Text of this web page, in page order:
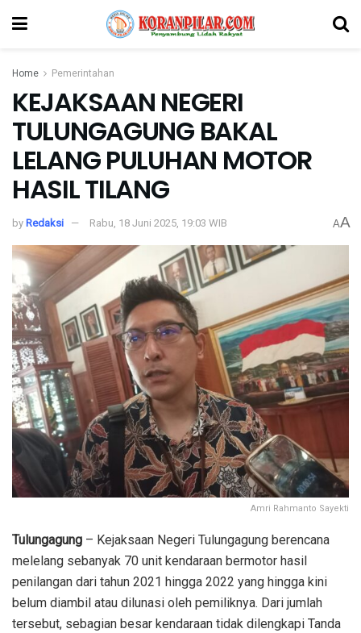
Home Pemerintahan
KEJAKSAAN NEGERI
TULUNGAGUNG BAKAL
LELANG PULUHAN MOTOR
HASIL TILANG
by Redaksi Rabu, 18 Juni 2025, 19:03 WIB AA
Amri Rahmanto Sayekti
Tulungagung – Kejaksaan Negeri Tulungagung berencana
melelang sebanyak 70 unit kendaraan bermotor hasil
penilangan dari tahun 2021 hingga 2022 yang hingga kini
belum diambil atau dilunasi oleh pemiliknya. Dari jumlah
tersebut, sebagian besar kendaraan tidak dilengkapi Tanda